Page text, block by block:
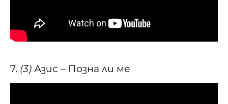
7. (3) Азис – Позна ли ме